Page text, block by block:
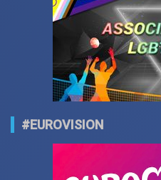
#EUROVISION